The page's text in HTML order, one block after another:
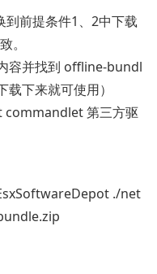
前提条件1、2中下载
。
容并找到 offline-bundl
下来就可使用）
commandlet 第三方驱
./net